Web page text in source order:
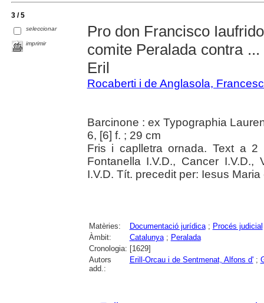
3 / 5
seleccionar
imprimir
Pro don Francisco
comite Peralada contra
Eril
Rocaberti i de Anglasola,
Barcinone : ex Typographia
6, [6] f. ; 29 cm
Fris i caplletra ornada. Text a 2
Fontanella I.V.D., Cancer I.V.D.,
I.V.D. Tít. precedit per: Iesus
Matèries: Documentació jurídica; Procés judicial
Àmbit:
Catalunya; Peralada
Cronologia: [1629]
Autors
add.:
Erill-Orcau i de Sentmenat, Alfons d';